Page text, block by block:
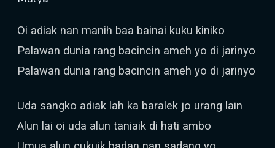
Oi adiak nan manih baa bainai kuku kiniko
Palawan dunia rang bacincin ameh yo di jarinyo
Palawan dunia rang bacincin ameh yo di jarinyo
Uda sangko adiak lah ka baralek jo urang lain
Alun lai oi uda alun taniaik di hati ambo